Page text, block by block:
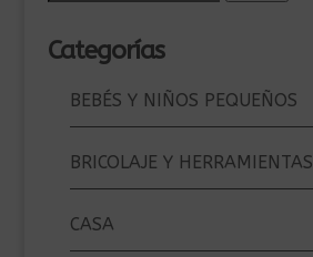
Categorías
BEBÉS Y NIÑOS PEQUEÑOS
BRICOLAJE Y HERRAMIENTAS
CASA